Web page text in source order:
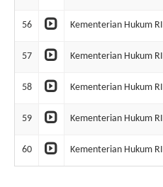
56 Kementerian Hukum RI
57 Kementerian Hukum RI
58 Kementerian Hukum RI
59 Kementerian Hukum RI
60 Kementerian Hukum RI